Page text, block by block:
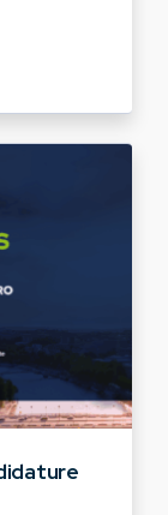
INVITANO